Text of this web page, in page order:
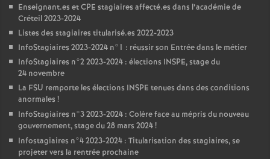
Enseignant.es etCPE stagiaires affecté.es dans l’académie de
Créteil 2023-2024
Listes des stagiaires titularisé.es 2022-2023
InfoStagiaires 2023-2024 n°1 : réussir son Entrée dans le métier
InfoStagiaires n°2 2023-2024 : élections INSPE, stage du
24 novembre
La FSU remporte les élections INSPE tenues dans des conditions
anormales !
InfoStagiaires n°3 2023-2024 : Colère face au mépris du nouveau
gouvernement, stage du 28 mars 2024!
Infostagiaires n°4 2023-2024 : Titularisation des stagiaires, se
projeter vers la rentrée prochaine